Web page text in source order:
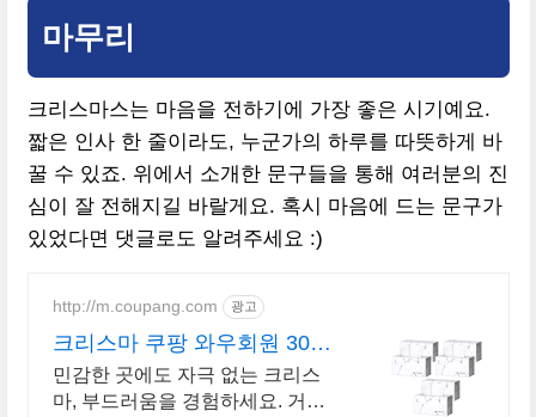
마무리
크리스마스는 마음을 전하기에 가장 좋은 시기예요.
짧은 인사 한 줄이라도, 누군가의 하루를 따뜻하게 바
꿀 수 있죠. 위에서 소개한 문구들을 통해 여러분의 진
심이 잘 전해지길 바랄게요. 혹시 마음에 드는 문구가
있었다면 댓글로도 알려주세요 :)
http://m.coupang.com 광고
크리스마 쿠팡 와우회원 30일
무료반품
민감한 곳에도 자극 없는 크리스
마, 부드러움을 경험하세요. 거친